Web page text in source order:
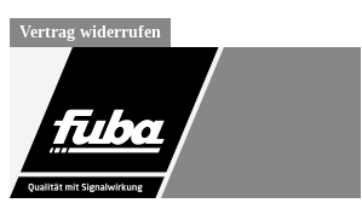
Vertrag widerrufen